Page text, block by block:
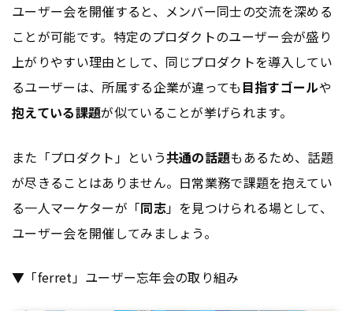
ユーザー会を開催すると、メンバー同士の交流を深める
ことが可能です。特定のプロダクトのユーザー会が盛り
上がりやすい理由として、同じプロダクトを導入してい
るユーザーは、所属する企業が違っても 目指すゴールや
抱えている課題が似ていることが挙げられます。
また「プロダクト」という共通の話題もあるため、話題
が尽きることはありません。日常業務で課題を抱えてい
る一人マーケターが「同志」を見つけられる場として、
ユーザー会を開催してみましょう。
▼「ferret」ユーザー忘年会の取り組み